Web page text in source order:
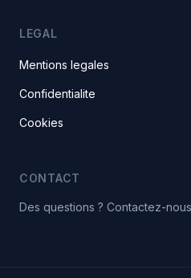
LEGAL
Mentions legales
Confidentialite
Cookies
CONTACT
Des questions ? Contactez-